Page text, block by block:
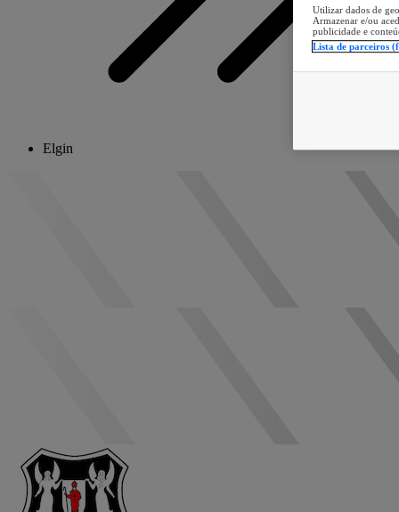
Elgin
Utilizar dados de
Armazenar e/ou
publicidade e
Lista de parceiros